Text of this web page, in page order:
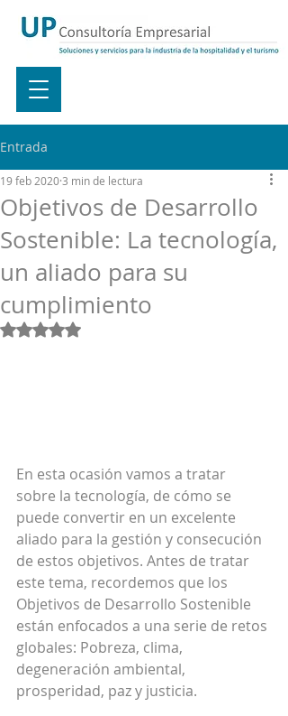
Entrada
Objetivos de Desarrollo
Sostenible: La tecnología,
un aliado para su
cumplimiento
19 feb 2020 3 min de lectura
Obtuvo NaN de 5 estrellas.
En esta ocasión vamos a tratar
sobre la tecnología, de cómo se
puede convertir en un excelente
aliado para la gestión y consecución
de estos objetivos. Antes de tratar
este tema, recordemos que los
Objetivos de Desarrollo Sostenible
están enfocados a una serie de retos
globales: Pobreza, clima,
degeneración ambiental,
prosperidad, paz y justicia.